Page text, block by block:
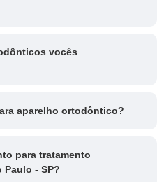
vocês
aparelho ortodôntico?
para tratamento
- SP?